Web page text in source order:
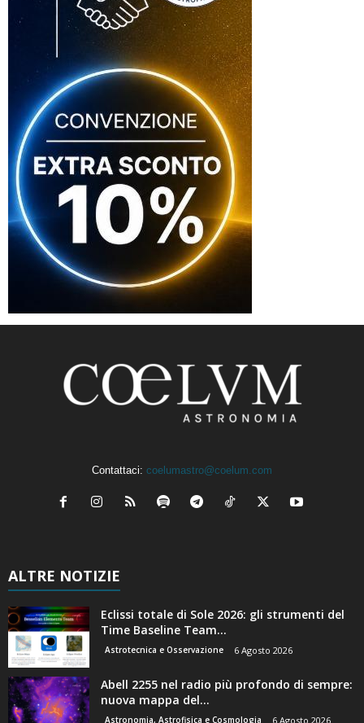
Contattaci: coelumastro@coelum.com
ALTRE NOTIZIE
Eclissi totale di Sole 2026: gli strumenti del
Time Baseline Team...
Astrotecnica e Osservazione 6 Agosto 2026
Abell 2255 nel radio più profondo di sempre:
nuova mappa del...
Astronomia, Astrofisica e Cosmologia 6 Agosto 2026